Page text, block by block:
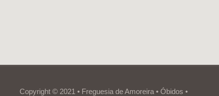
Copyright © 2021 • Freguesia de Amoreira • Óbidos •